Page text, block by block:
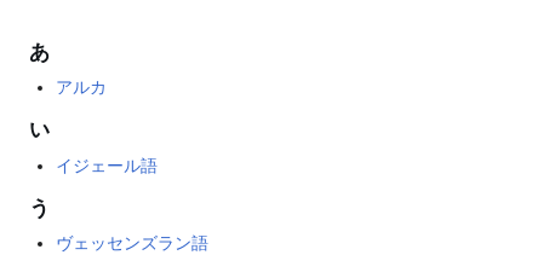
あ
アルカ
い
イジェール語
う
ヴェッセンズラン語